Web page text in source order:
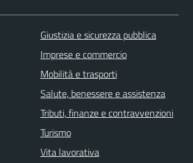
Giustizia e sicurezza pubblica
Imprese e commercio
Mobilità e trasporti
Salute, benessere e assistenza
Tributi, finanze e contravvenzioni
Turismo
Vita lavorativa